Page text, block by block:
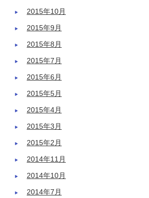
2015年10月
2015年9月
2015年8月
2015年7月
2015年6月
2015年5月
2015年4月
2015年3月
2015年2月
2014年11月
2014年10月
2014年7月